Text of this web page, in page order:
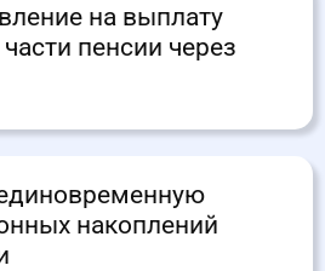
на выплату
пенсии через
накоплений